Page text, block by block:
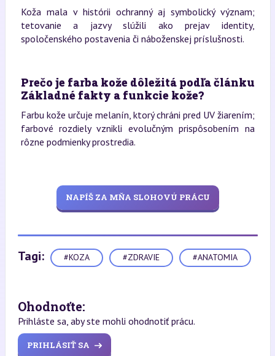
Koža mala v histórii ochranný aj symbolický význam;
tetovanie a jazvy slúžili ako prejav identity,
spoločenského postavenia či náboženskej príslušnosti.
Prečo je farba kože dôležitá podľa článku
Základné fakty a funkcie kože?
Farbu kože určuje melanín, ktorý chráni pred UV žiarením;
farbové rozdiely vznikli evolučným prispôsobením na
rôzne podmienky prostredia.
NAPÍŠ ZA MŇA SLOHOVÚ PRÁCU
Tagi: #KOZA #ZDRAVIE #ANATOMIA
Ohodnoťte:
Prihláste sa, aby ste mohli ohodnotiť prácu.
PRIHLÁSIŤ SA